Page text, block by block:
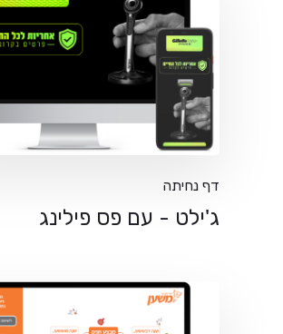
דף נחיתה
ג'ילט - עם פס פילינג